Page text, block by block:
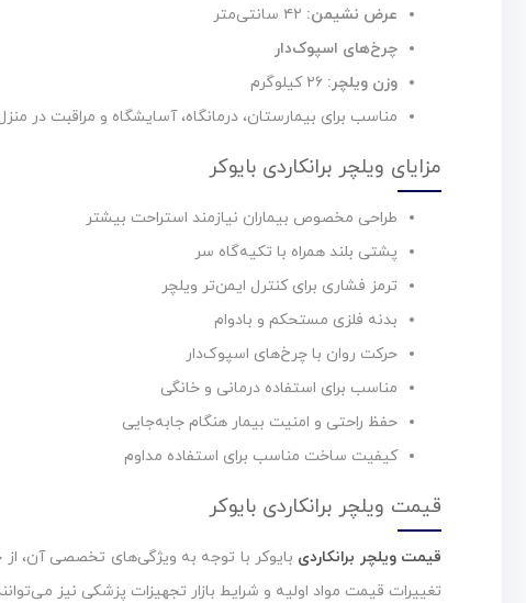
عرض نشیمن:
چرخ‌های اسپوک‌دار
وزن ویلچر:
مناسب برای بیمارستان، درمانگاه، آسایشگاه و مراقبت در
مزایای ویلچر برانکاردی بایوکر
طراحی مخصوص بیماران نیازمند استراحت بیشتر
پشتی بلند همراه با تکیه‌گاه سر
ترمز فشاری برای کنترل ایمن‌تر ویلچر
بدنه فلزی مستحکم و بادوام
حرکت روان با چرخ‌های اسپوک‌دار
مناسب برای استفاده درمانی و خانگی
حفظ راحتی و امنیت بیمار هنگام جابه‌جایی
کیفیت ساخت مناسب برای استفاده مداوم
قیمت ویلچر برانکاردی بایوکر
قیمت ویلچر برانکاردی بایوکر با توجه به ویژگی‌های تخصصی آن،
تغییرات قیمت مواد اولیه و شرایط بازار تجهیزات پزشکی نیز